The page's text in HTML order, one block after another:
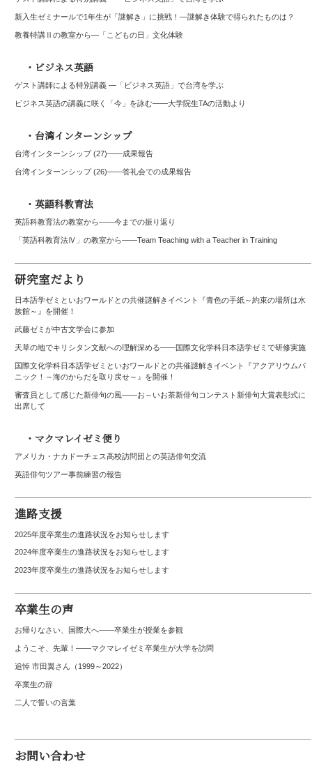
新入生ゼミナールで1年生が「謎解き」に挑戦！―謎解き体験で得られたものは？
教養特講Ⅱの教室から―「こどもの日」文化体験
・ビジネス英語
ゲスト講師による特別講義 ―「ビジネス英語」で台湾を学ぶ
ビジネス英語の講義に咲く「今」を詠む――大学院生TAの活動より
・台湾インターンシップ
台湾インターンシップ (27)——成果報告
台湾インターンシップ (26)――答礼会での成果報告
・英語科教育法
英語科教育法の教室から——今までの振り返り
「英語科教育法Ⅳ」の教室から――Team Teaching with a Teacher in Training
研究室だより
日本語学ゼミといおワールドとの共催謎解きイベント『青色の手紙～約束の場所は水
族館～』を開催！
武藤ゼミが中古文学会に参加
天草の地でキリシタン文献への理解深める――国際文化学科日本語学ゼミで研修実施
国際文化学科日本語学ゼミといおワールドとの共催謎解きイベント『アクアリウムパ
ニック！～海のからだを取り戻せ～』を開催！
審査員として感じた新俳句の風――お～いお茶新俳句コンテスト新俳句大賞表彰式に
出席して
・マクマレイゼミ便り
アメリカ・ナカドーチェス高校訪問団との英語俳句交流
英語俳句ツアー事前練習の報告
進路支援
2025年度卒業生の進路状況をお知らせします
2024年度卒業生の進路状況をお知らせします
2023年度卒業生の進路状況をお知らせします
卒業生の声
お帰りなさい、国際大へ――卒業生が授業を参観
ようこそ、先輩！――マクマレイゼミ卒業生が大学を訪問
追悼 市田翼さん（1999～2022）
卒業生の辞
二人で誓いの言葉
お問い合わせ